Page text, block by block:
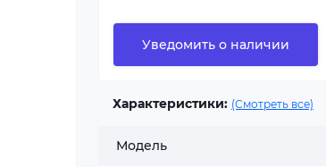
Уведомить о наличии
Характеристики: (Смотреть все)
Модель